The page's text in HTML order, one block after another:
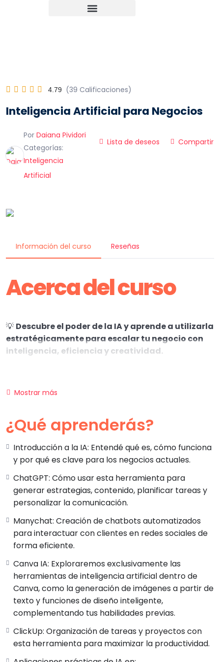
4.79 (39 Calificaciones)
Inteligencia Artificial para Negocios
Por Daiana Pividori
Categorías:
Inteligencia
Artificial
Lista de deseos Compartir
Información del curso Reseñas
Acerca del curso
💡 Descubre el poder de la IA y aprende a utilizarla
estratégicamente para escalar tu negocio con
inteligencia, eficiencia y creatividad.
estrategia de negocios, optimizando procesos,
de alto impacto sin esfuerzo.
✅ChatGPT como tu aliado estratégico: Aprende
a utilizarlo como un experto en marketing, ventas,
atención al cliente, planificación y más.
✅Prompts poderosos y persuasivos
: Accede a una
biblioteca exclusiva de comandos diseñados para
transformar la IA en un asistente experto en las
áreas clave de tu negocio.
✅Automatización y eficiencia
procesos, ahorra tiempo y mejora la productividad
con inteligencia artificial.
✅Generación de contenido con IA y Canva: Crea
imágenes impactantes y material visual atractivo en
minutos.
Casos prácticos y estrategias aplicadas
la creación de contenido hasta la toma de decisiones
estratégicas, usando IA con intención y consciencia.
Mostrar más
¿Qué aprenderás?
Introducción a la IA: Entendé qué es, cómo funciona
y por qué es clave para los negocios actuales.
ChatGPT: Cómo usar esta herramienta para
generar estrategias, contenido, planificar tareas y
personalizar la comunicación.
Manychat: Creación de chatbots automatizados
para interactuar con clientes en redes sociales de
forma eficiente.
Canva IA: Exploraremos exclusivamente las
herramientas de inteligencia artificial dentro de
Canva, como la generación de imágenes a partir de
texto y funciones de diseño inteligente,
complementando tus habilidades previas.
ClickUp: Organización de tareas y proyectos con
esta herramienta para maximizar la productividad.